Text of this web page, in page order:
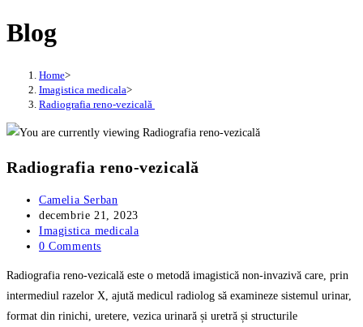
Blog
Home>
Imagistica medicala>
Radiografia reno-vezicală
Radiografia reno-vezicală
Post
author:
Camelia Serban
Post
published:
decembrie 21, 2023
Post
category:
Imagistica medicala
Post
0 Comments
Radiografia reno-vezicală este o metodă imagistică non-invazivă care, prin
intermediul razelor X, ajută medicul radiolog să examineze sistemul urinar,
format din rinichi, uretere, vezica urinară și uretră și structurile